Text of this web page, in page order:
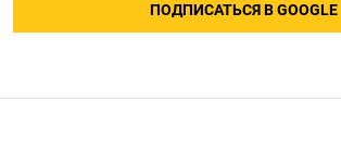
ПОДПИСАТЬСЯ В GOOGLE